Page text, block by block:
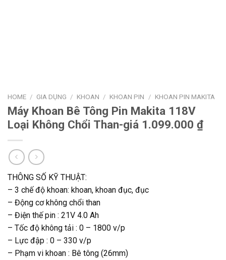
HOME / GIA DỤNG / KHOAN / KHOAN PIN / KHOAN PIN MAKITA
Máy Khoan Bê Tông Pin Makita 118V
Loại Không Chổi Than-giá 1.099.000 ₫
THÔNG SỐ KỸ THUẬT:
– 3 chế độ khoan: khoan, khoan đục, đục
– Động cơ không chổi than
– Điện thế pin : 21V 4.0 Ah
– Tốc độ không tải : 0 – 1800 v/p
– Lực đập : 0 – 330 v/p
– Phạm vi khoan : Bê tông (26mm)